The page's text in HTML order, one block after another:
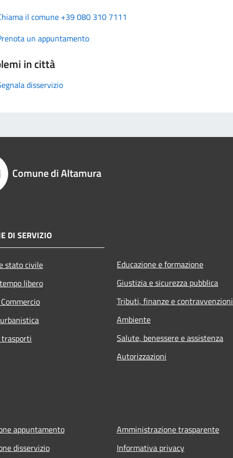
il comune +39 080 310 7111
un appuntamento
in città
disservizio
Comune di Altamura
DI SERVIZIO
stato civile
libero
Educazione e formazione
Giustizia e sicurezza pubblica
Tributi, finanze e contravvenzioni
Ambiente
Salute, benessere e assistenza
Autorizzazioni
appuntamento
disservizio
Amministrazione trasparente
Informativa privacy